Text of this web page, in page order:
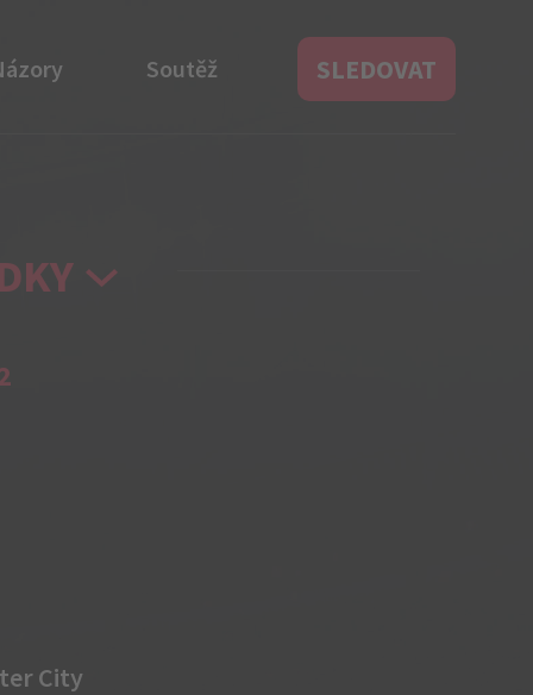
Soutěž SLEDOVAT
City